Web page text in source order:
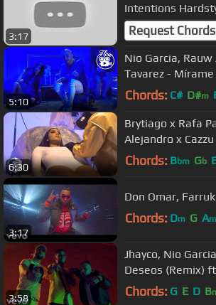
3:17
Intentions
Request Chords
5:10
Nio Garcia,
Tavarez -
Chords: C# D#m
6:30
Brytiago x Rafa
Alejandro x
La Mentira RMX
Chords: Bbm Gb
3:17
Don Omar,
Chords: Dm G Am
3:58
Jhayco, Nio
Deseos (Remix)
Chords: G E D B